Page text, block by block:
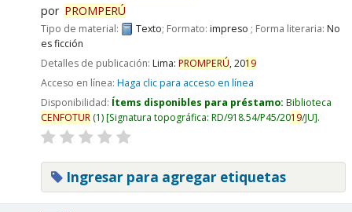
por PROMPERÚ
Tipo de material: Texto; Formato: impreso ; Forma literaria: No
es ficción
Detalles de publicación: Lima: PROMPERÚ,2019
Acceso en línea: Haga clic para acceso en línea
Disponibilidad: Ítems disponibles para préstamo: Biblioteca
CENFOTUR(1) Signatura topográfica: RD/918.54/P45/2019/JU .
Ingresar para agregar etiquetas